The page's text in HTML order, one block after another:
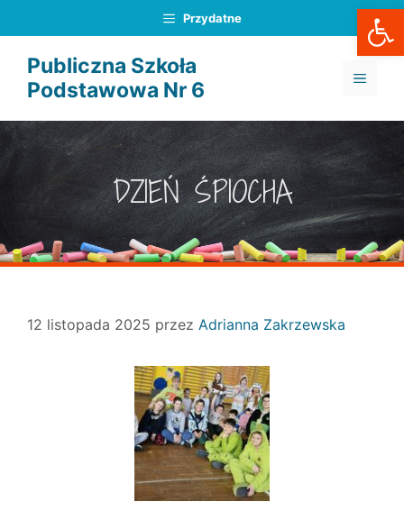
do
treści
Przydatne
Publiczna Szkoła
Podstawowa Nr 6
MENU
DZIEŃ ŚPIOCHA
12 listopada 2025 przez Adrianna Zakrzewska